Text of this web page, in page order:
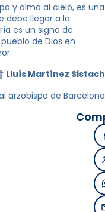
y alma al cielo, es una
debe llegar a la
es un signo de
de Dios en
Lluís Martínez Sistach
arzobispo de Barcelona